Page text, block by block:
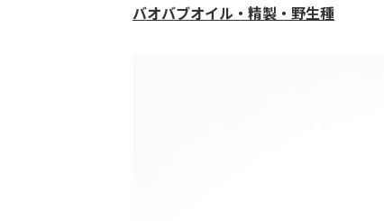
バオバブオイル・精製・野生種